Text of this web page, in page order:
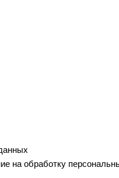
на обработку